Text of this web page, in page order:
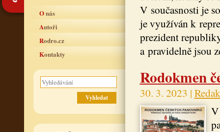
O nás
Autoři
Rodro.cz
Kontakty
V současnosti je
je využíván k
prezident
a pravidelně jsou
Rodokmen
30. 3. 2023 |